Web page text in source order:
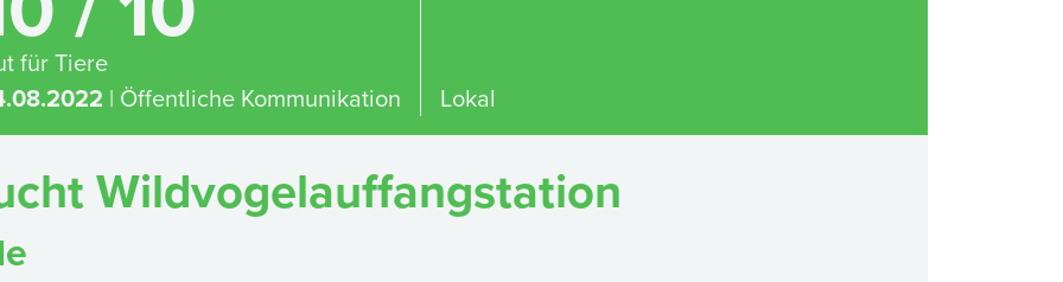
für Tiere
| Öffentliche Kommunikation Lokal
Wildvogelauffangstation